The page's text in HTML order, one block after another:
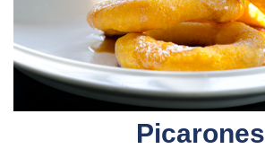
Picarones